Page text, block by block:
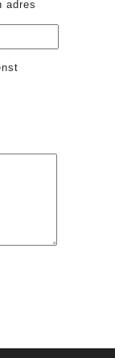
adres